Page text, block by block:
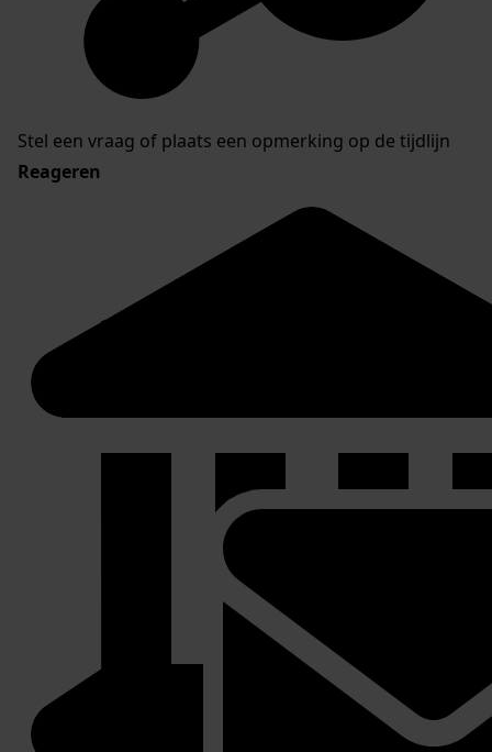
Stel een vraag of plaats een opmerking op de tijdlijn
Reageren